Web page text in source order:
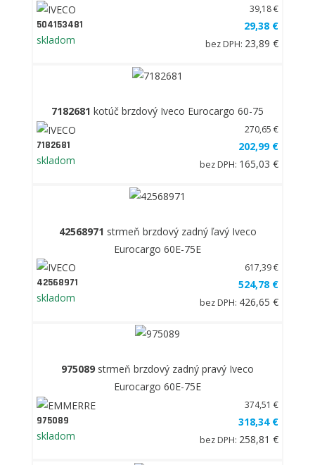
504153481
skladom
39,18 €
29,38 €
bez DPH: 23,89 €
7182681 kotúč brzdový Iveco Eurocargo 60-75
7182681
skladom
270,65 €
202,99 €
bez DPH: 165,03 €
42568971 strmeň brzdový zadný ľavý Iveco
Eurocargo 60E-75E
42568971
skladom
617,39 €
524,78 €
bez DPH: 426,65 €
975089 strmeň brzdový zadný pravý Iveco
Eurocargo 60E-75E
975089
skladom
374,51 €
318,34 €
bez DPH: 258,81 €